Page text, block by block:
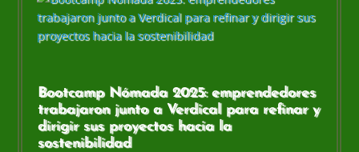
Bootcamp Nómada 2025: emprendedores
trabajaron junto a Verdical para refinar y
dirigir sus proyectos hacia la
sostenibilidad